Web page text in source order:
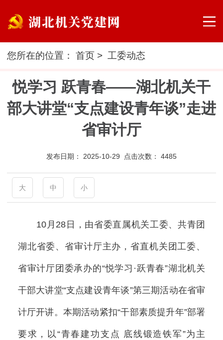
您所在的位置：首页 > 工委动态
悦学习 跃青春——湖北机关干
部大讲堂“支点建设青年谈”走进
省审计厅
发布日期： 2025-10-29 点击次数： 4485
大 中 小
10月28日，由省委直属机关工委、共青团
湖北省委、省审计厅主办，省直机关团工委、
省审计厅团委承办的“悦学习·跃青春”湖北机关
干部大讲堂“支点建设青年谈”第三期活动在省审
计厅开讲。本期活动紧扣“干部素质提升年”部署
要求，以“青春建功支点 底线锻造铁军”为主